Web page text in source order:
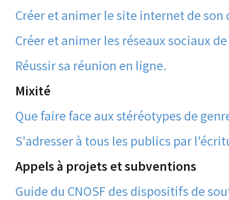
Créer et animer le site internet de son
Créer et animer les réseaux sociaux
Réussir sa réunion en ligne.
Mixité
Que faire face aux stéréotypes de
S'adresser à tous les publics par
Appels à projets et subventions
Guide du CNOSF des dispositifs de